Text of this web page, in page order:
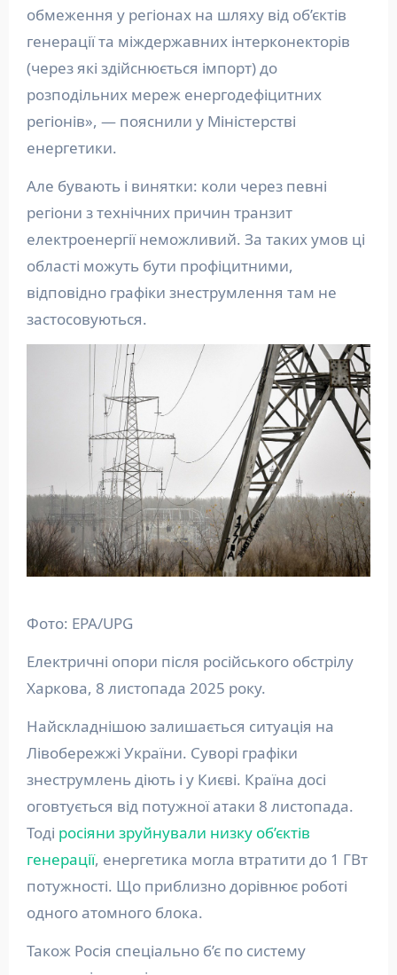
обмеження у регіонах на шляху від об’єктів
генерації та міждержавних інтерконекторів
(через які здійснюється імпорт) до
розподільних мереж енергодефіцитних
регіонів», — пояснили у Міністерстві
енергетики.
Але бувають і винятки: коли через певні
регіони з технічних причин транзит
електроенергії неможливий. За таких умов ці
області можуть бути профіцитними,
відповідно графіки знеструмлення там не
застосовуються.
Фото: EPA/UPG
Електричні опори після російського обстрілу
Харкова, 8 листопада 2025 року.
Найскладнішою залишається ситуація на
Лівобережжі України. Суворі графіки
знеструмлень діють і у Києві. Країна досі
оговтується від потужної атаки 8 листопада.
Тоді росіяни зруйнували низку об’єктів
генерації, енергетика могла втратити до 1 ГВт
потужності. Що приблизно дорівнює роботі
одного атомного блока.
Також Росія спеціально б’є по систему